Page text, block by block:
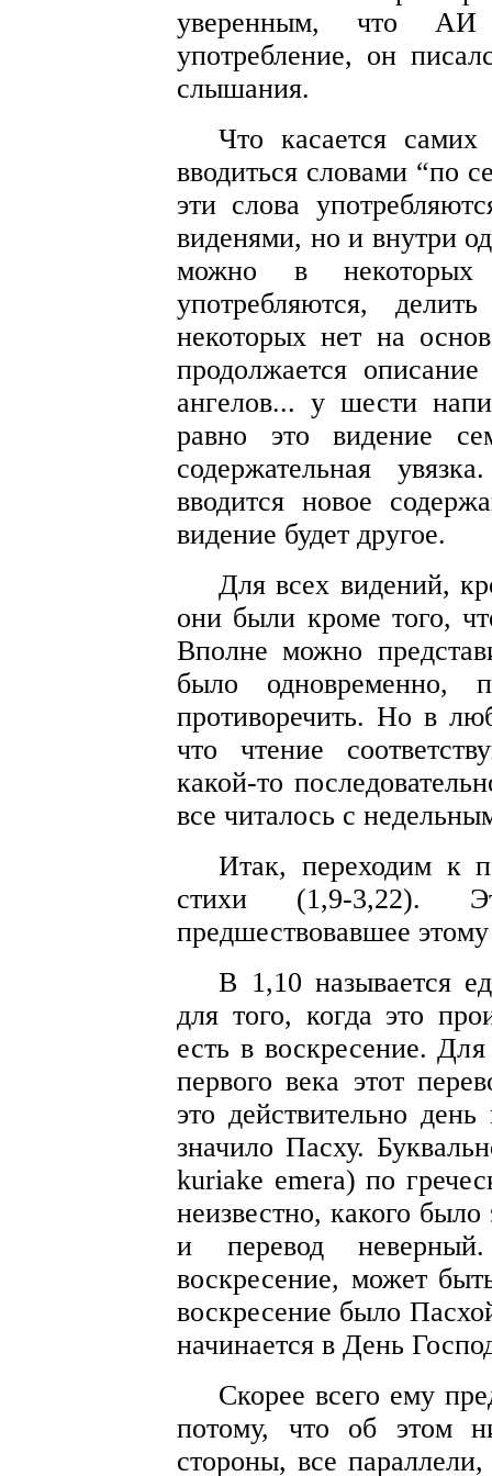
уверенным, что АИ
употребление, он
слышания.
Что касается
вводиться словами “по
эти слова
виденями, но и внутри
можно в некоторых
употребляются,
некоторых нет на
продолжается
ангелов... у шести
равно это видение
содержательная
вводится новое
видение будет другое.
Для всех видений,
они были кроме того,
Вполне можно
было одновременно,
противоречить. Но в
что чтение
какой-то
все читалось с
Итак, переходим к
стихи (1,9-3,22).
предшествовавшее
В 1,10 называется
для того, когда это
есть в воскресение. Для
первого века этот
это действительно
значило Пасху.
kuriake emera) по
неизвестно, какого
и перевод
воскресение, может
воскресение было
начинается в День
Скорее всего ему
потому, что об этом
стороны, все